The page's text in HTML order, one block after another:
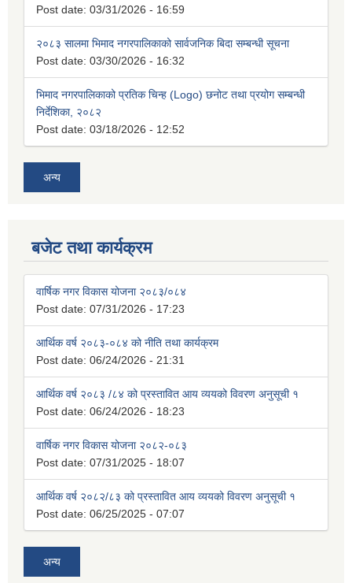
Post date: 03/31/2026 - 16:59
२०८३ सालमा भिमाद नगरपालिकाको सार्वजनिक बिदा सम्बन्धी सूचना
Post date: 03/30/2026 - 16:32
भिमाद नगरपालिकाको प्रतिक चिन्ह (Logo) छनोट तथा प्रयोग सम्बन्धी
निर्देशिका, २०८२
Post date: 03/18/2026 - 12:52
अन्य
बजेट तथा कार्यक्रम
वार्षिक नगर विकास योजना २०८३/०८४
Post date: 07/31/2026 - 17:23
आर्थिक वर्ष २०८३-०८४ को नीति तथा कार्यक्रम
Post date: 06/24/2026 - 21:31
आर्थिक वर्ष २०८३ /८४ को प्रस्तावित आय व्ययको विवरण अनुसूची १
Post date: 06/24/2026 - 18:23
वार्षिक नगर विकास योजना २०८२-०८३
Post date: 07/31/2025 - 18:07
आर्थिक वर्ष २०८२/८३ को प्रस्तावित आय व्ययको विवरण अनुसूची १
Post date: 06/25/2025 - 07:07
अन्य